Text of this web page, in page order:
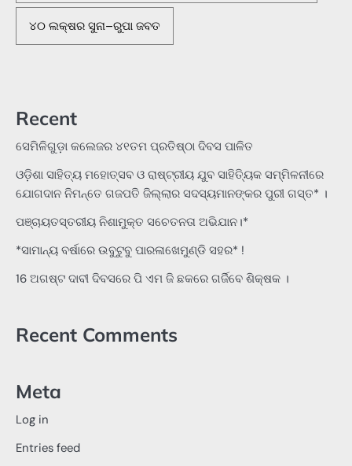
୪୦ ଲକ୍ଷର ସୁନା–ରୁପା ଜବତ
Recent
ସେମିଳିଗୁଡ଼ା କଲେଜର ୪୧ତମ ପ୍ରତିଷ୍ଠା ଦିବସ ପାଳିତ
ଓଡ଼ିଶା ସାହିତ୍ୟ ମହୋତ୍ସବ ଓ ରାଷ୍ଟ୍ରୀୟ ଯୁବ ସାହିତ୍ୟିକ ସମ୍ମିଳନୀରେ
ଯୋଗଦାନ ନିମନ୍ତେ ଗଜପତି ଜିଲ୍ଲାର ସଦସ୍ୟମାନଙ୍କର ପୁରୀ ଗସ୍ତ* ।
ପଞ୍ଚାୟତସ୍ତରୀୟ ନିଶାମୁକ୍ତ ସଚେତନତା ଅଭିଯାନ।*
*ସାମାନ୍ୟ ବର୍ଷାରେ ଉବୁଟୁବୁ ପାରଳାଖେମୁଣ୍ଡି ସହର* !
16 ଅଗଷ୍ଟ ଦାବୀ ଦିବସରେ ପି ଏମ ଜି ଛକରେ ଗର୍ଜିବେ ଶିକ୍ଷକ ।
Recent Comments
Meta
Log in
Entries feed